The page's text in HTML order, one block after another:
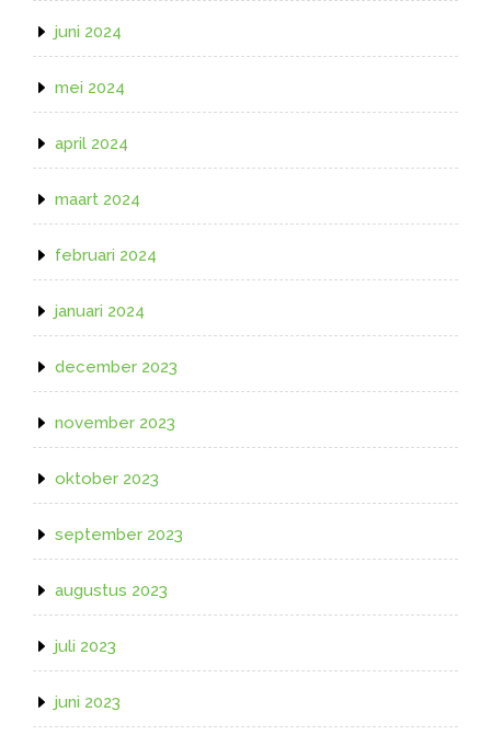
juni 2024
mei 2024
april 2024
maart 2024
februari 2024
januari 2024
december 2023
november 2023
oktober 2023
september 2023
augustus 2023
juli 2023
juni 2023